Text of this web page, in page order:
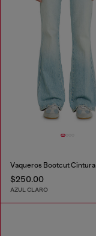
$250.00
AZUL CLARO